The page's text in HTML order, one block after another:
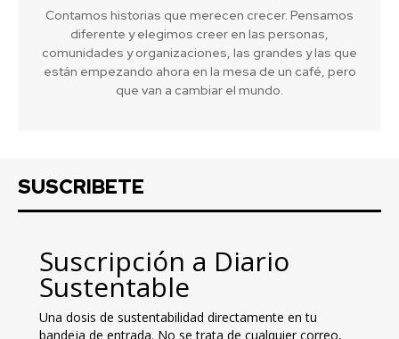
Contamos historias que merecen crecer. Pensamos
diferente y elegimos creer en las personas,
comunidades y organizaciones, las grandes y las que
están empezando ahora en la mesa de un café, pero
que van a cambiar el mundo.
SUSCRIBETE
Suscripción a Diario
Sustentable
Una dosis de sustentabilidad directamente en tu
bandeja de entrada. No se trata de cualquier correo,